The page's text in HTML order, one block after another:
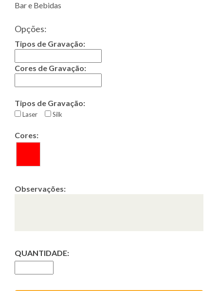
Bar e Bebidas
Opções:
Tipos de Gravação:
Cores de Gravação:
Tipos de Gravação:
Laser Silk
Cores:
Observações:
QUANTIDADE: